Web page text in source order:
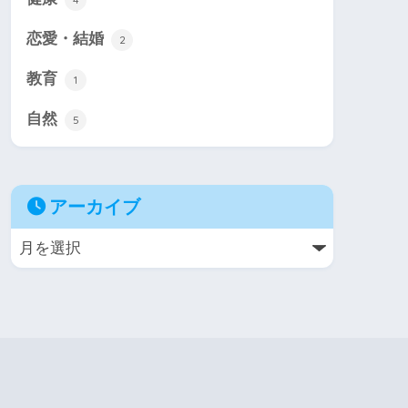
恋愛・結婚 2
教育 1
自然 5
アーカイブ